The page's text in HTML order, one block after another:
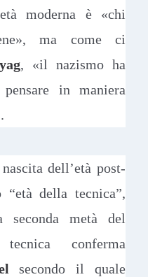
moderna è «chi
ma come ci
, «il nazismo ha
in maniera
dell’età post-
della tecnica”,
seconda metà del
conferma
secondo il quale